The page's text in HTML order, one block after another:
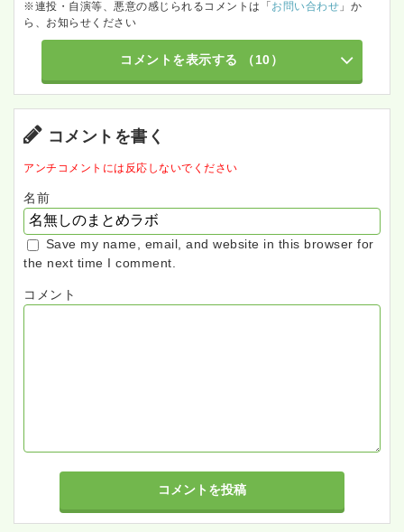
※連投・自演等、悪意の感じられるコメントは「お問い合わせ 」か
ら、お知らせください
コメントを表示する （10）
コメントを書く
アンチコメントには反応しないでください
名前
Save my name, email, and website in this browser for
the next time I comment.
コメント